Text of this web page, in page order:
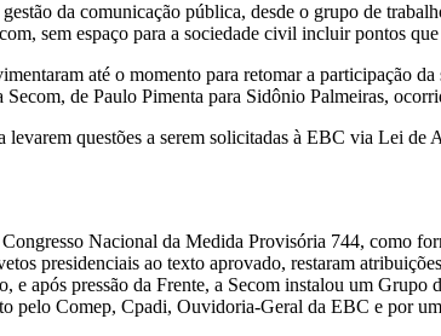
da comunicação pública, desde o grupo de
sem espaço para a sociedade civil incluir pontos
até o momento para retomar a participação
Secom, de Paulo Pimenta para Sidônio Palmeiras,
levarem questões a serem solicitadas à EBC via Lei
Nacional da Medida Provisória 744, como
presidenciais ao texto aprovado, restaram
após pressão da Frente, a Secom instalou um
pelo Comep, Cpadi, Ouvidoria-Geral da EBC e por